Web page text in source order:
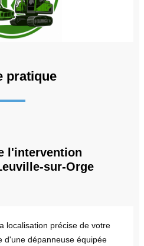
pratique
l'intervention
sur-Orge
localisation précise de votre
d'une dépanneuse équipée